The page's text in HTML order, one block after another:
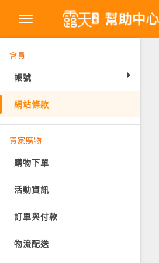
會員
帳號
註冊
網站條款
買家購物
購物下單
活動資訊
訂單與付款
物流配送